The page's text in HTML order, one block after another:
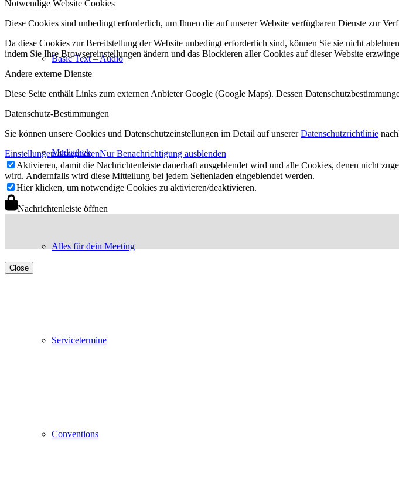
Basic Text – Audio
Mediathek
Alles für dein Meeting
Servicetermine
Conventions
Notwendige Website Cookies
Diese Cookies sind unbedingt erforderlich, um Ihnen die auf unserer Website verfügbaren Dienste zur
Da diese Cookies zur Bereitstellung der Website unbedingt erforderlich sind, können Sie sie nicht
indem Sie Ihre Browsereinstellungen ändern und das Blockieren aller Cookies auf dieser Website
Andere externe Dienste
Diese Seite enthält Links zum externen Anbieter Google (Google Maps). Dessen
Datenschutz-Bestimmungen
Sie können unsere Cookies und Datenschutzeinstellungen im Detail auf unsererDatenschutzrichtlinie
Einstellungen akzeptierenNur Benachrichtigung ausblenden
Aktivieren, damit die Nachrichtenleiste dauerhaft ausgeblendet wird und alle Cookies, denen nicht
wird. Andernfalls wird diese Mitteilung bei jedem Seitenladen eingeblendet werden.
Hier klicken, um notwendige Cookies zu aktivieren/deaktivieren.
Nachrichtenleiste öffnen
Close